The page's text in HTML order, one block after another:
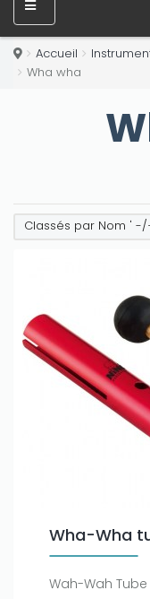
Accueil
Wha wha
Classés par Nom ' -/
Wha-Wha
Wah-Wah Tube